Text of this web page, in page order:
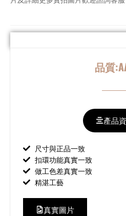
品質
產品
尺寸與正品一致
扣環功能真實一致
做工色差真實一致
精湛工藝
真實圖片